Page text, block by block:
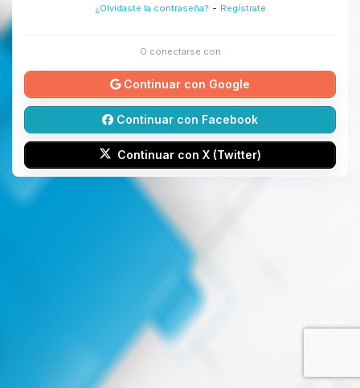
¿Olvidaste la contraseña? - Regístrate
O conectarse con
Continuar con Google
Continuar con Facebook
Continuar con X (Twitter)